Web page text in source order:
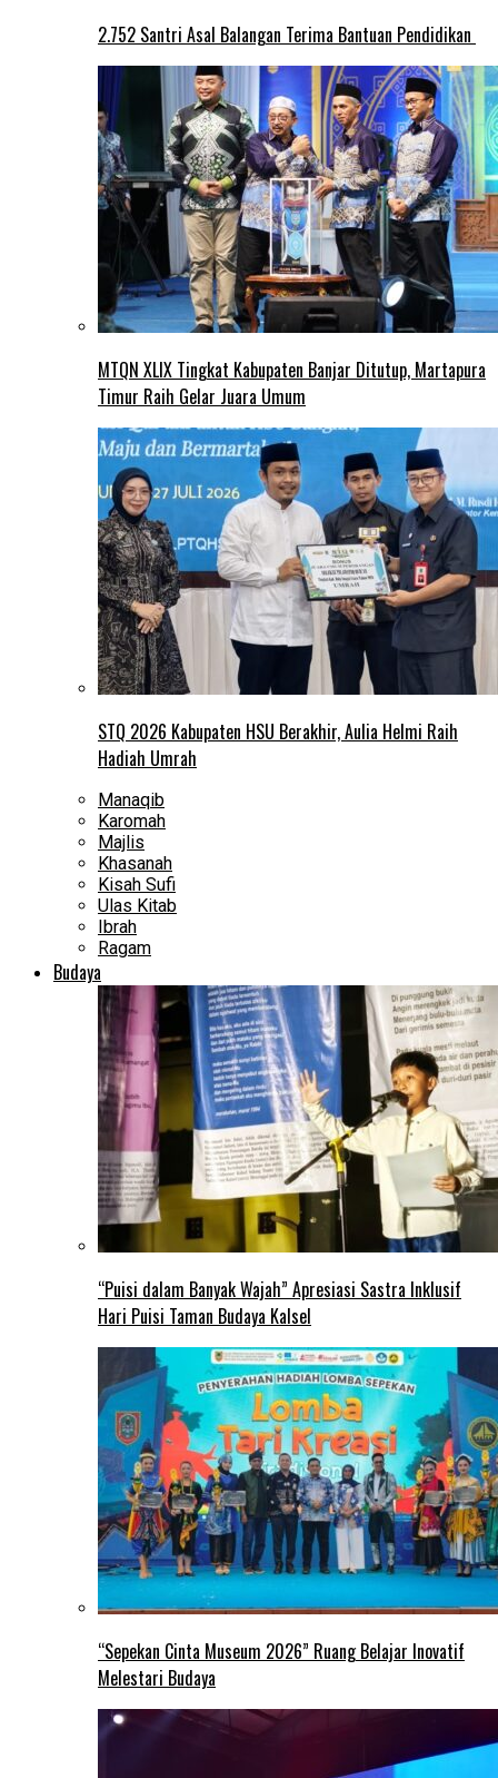
2.752 Santri Asal Balangan Terima Bantuan Pendidikan
MTQN XLIX Tingkat Kabupaten Banjar Ditutup, Martapura
Timur Raih Gelar Juara Umum
STQ 2026 Kabupaten HSU Berakhir, Aulia Helmi Raih
Hadiah Umrah
Manaqib
Karomah
Majlis
Khasanah
Kisah Sufi
Ulas Kitab
Ibrah
Ragam
Budaya
“Puisi dalam Banyak Wajah” Apresiasi Sastra Inklusif
Hari Puisi Taman Budaya Kalsel
“Sepekan Cinta Museum 2026” Ruang Belajar Inovatif
Melestari Budaya